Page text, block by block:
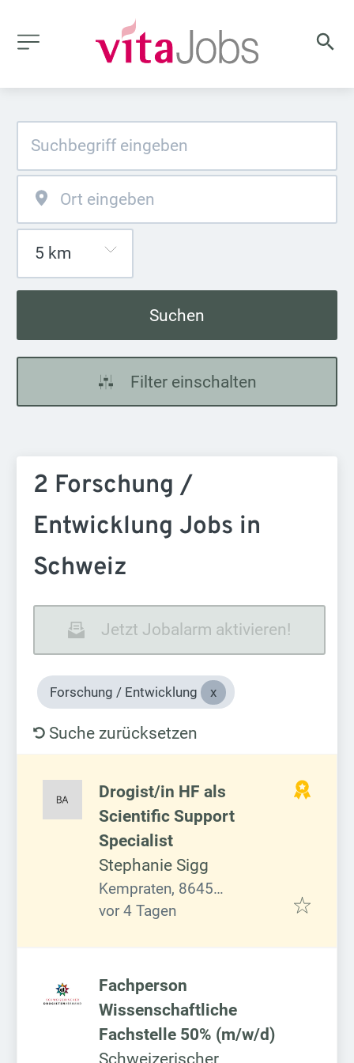
Suchen
Filter einschalten
2 Forschung /
Entwicklung Jobs in
Schweiz
Jetzt Jobalarm aktivieren!
Forschung / Entwicklung
Suche zurücksetzen
Drogist/in HF als
Scientific Support
Specialist
Stephanie Sigg
Kempraten, 8645
Rapperswil-Jona, Schweiz
Veröffentlicht
vor 4 Tagen
Fachperson
Wissenschaftliche
Fachstelle 50% (m/w/d)
Schweizerischer